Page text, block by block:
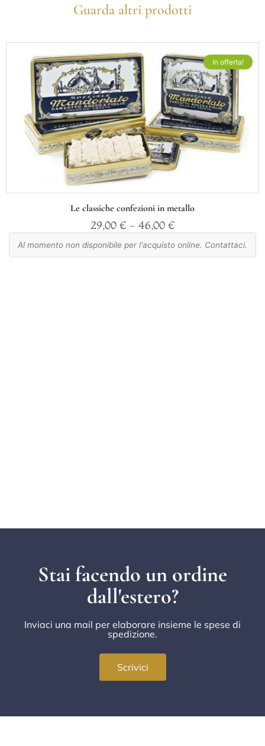
Guarda altri prodotti
In offerta!
Le classiche confezioni in metallo
29,00 € - 46,00 €
Al momento non disponibile per l'acquisto online. Contattaci.
Stai facendo un ordine
dall'estero?
Inviaci una mail per elaborare insieme le spese di
spedizione.
Scrivici